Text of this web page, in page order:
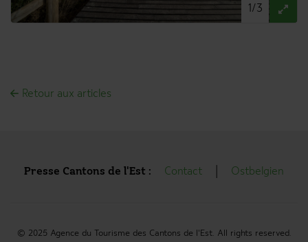
1/3
Retour aux articles
Presse Cantons de l'Est : Contact Ostbelgien
© 2025 Agence du Tourisme des Cantons de l'Est. All rights reserved.